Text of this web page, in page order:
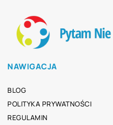
NAWIGACJA
BLOG
POLITYKA PRYWATNOŚCI
REGULAMIN